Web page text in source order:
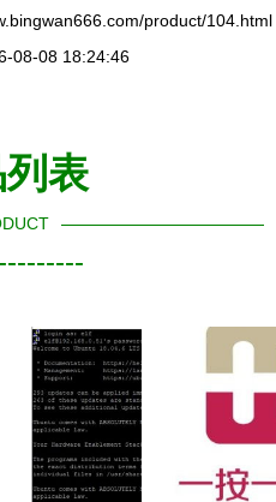
product/104.html
08-08 18:24:46
表